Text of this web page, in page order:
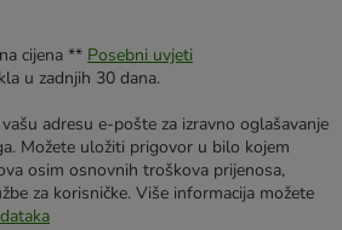
cijena ** Posebni uvjeti
u zadnjih 30 dana.
adresu e-pošte za izravno oglašavanje
Možete uložiti prigovor u bilo kojem
osim osnovnih troškova prijenosa,
za korisničke. Više informacija možete